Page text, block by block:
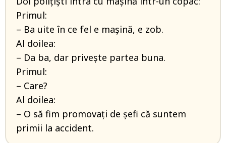
Primul:
– Ba uite în ce fel e mașină, e zob.
Al doilea:
– Da ba, dar privește partea buna.
Primul:
– Care?
Al doilea:
– O să fim promovați de șefi că suntem
primii la accident.